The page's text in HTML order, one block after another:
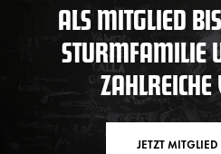
ALS MITGLIED
STURMFAMILIE
AHLREICHE
JETZT